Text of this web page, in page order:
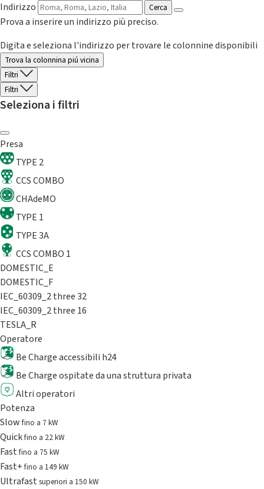
Indirizzo
Cerca
Prova a inserire un indirizzo più preciso.
Digita e seleziona l'indirizzo per trovare le colonnine disponibili
Trova la colonnina piú vicina
Filtri
Filtri
Seleziona i filtri
Presa
TYPE 2
CCS COMBO
CHAdeMO
TYPE 1
TYPE 3A
CCS COMBO 1
DOMESTIC_E
DOMESTIC_F
IEC_60309_2 three 32
IEC_60309_2 three 16
TESLA_R
Operatore
Be Charge accessibili h24
Be Charge ospitate da una struttura privata
Altri operatori
Potenza
Slowfino a 7 kW
Quickfino a 22 kW
Fastfino a 75 kW
Fast+fino a 149 kW
Ultrafast superiori a 150 kW